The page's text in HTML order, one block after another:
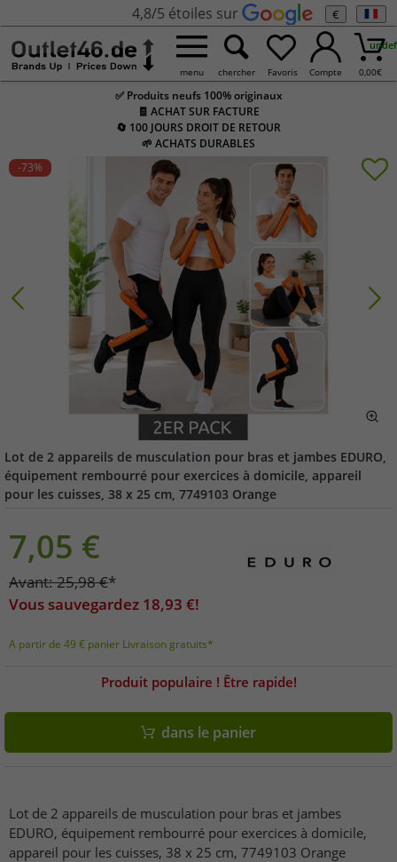
4,8/5 étoiles sur €
menu chercher Favoris Compte 0,00€
✅ Produits neufs 100% originaux
🧾 ACHAT SUR FACTURE
🔄 100 JOURS DROIT DE RETOUR
🌱 ACHATS DURABLES
-73%
Lot de 2 appareils de musculation pour bras et jambes EDURO,
équipement rembourré pour exercices à domicile, appareil
pour les cuisses, 38 x 25 cm, 7749103 Orange
7,05 €
Avant:25,98€*
Vous sauvegardez 18,93 €!
A partir de 49 € panier Livraison gratuits*
Produit populaire ! Être rapide!
dans le panier
Lot de 2 appareils de musculation pour bras et jambes
EDURO, équipement rembourré pour exercices à domicile,
appareil pour les cuisses, 38 x 25 cm, 7749103 Orange